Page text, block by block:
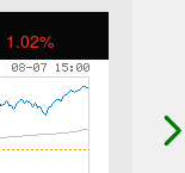
1.02%